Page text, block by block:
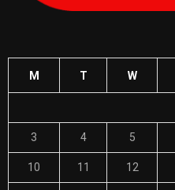
M T W
3 4 5
10 11 12